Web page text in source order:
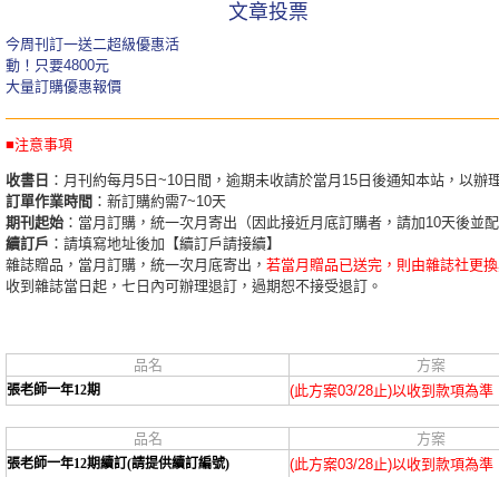
文章投票
今周刊訂一送二超級優惠活
動！只要4800元
大量訂購優惠報價
■注意事項
收書日 ：月刊約每月5日~10日間，逾期未收請於當月15日後通知本站，以辦
訂單作業時間 ：新訂購約需7~10天
期刊起始 ：當月訂購，統一次月寄出（因此接近月底訂購者，請加10天後並
續訂戶 ：請填寫地址後加【續訂戶請接續】
雜誌贈品，當月訂購，統一次月底寄出， 若當月贈品已送完，則由雜誌社更
收到雜誌當日起，七日內可辦理退訂，過期恕不接受退訂。
品名 方案
張老師一年12期 (此方案03/28止)以收到款項為準
品名 方案
張老師一年12期續訂(請提供續訂編號) (此方案03/28止)以收到款項為準